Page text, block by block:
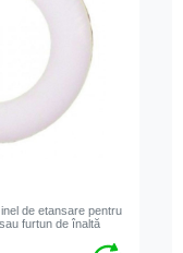
de etansare pentru
furtun de înaltă